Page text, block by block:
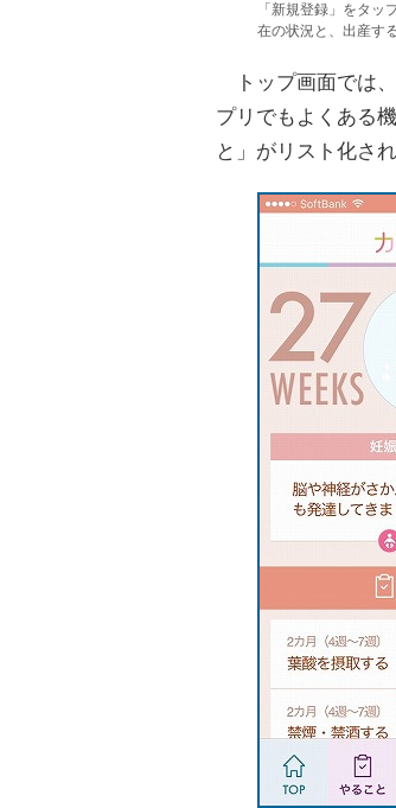
「新規登録」をタ
在の状況と、出産す
トップ画面では
プリでもよくある
と」がリスト化さ